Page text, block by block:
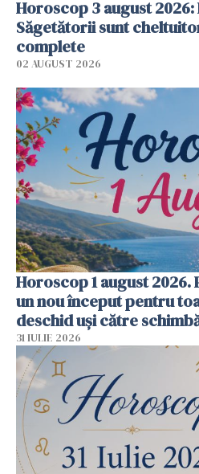
Horoscop 3 august
Săgetătorii sunt
complete
02 AUGUST 2026
Horoscop 1 august 2026.
un nou început pentru
deschid uși către
31 IULIE 2026